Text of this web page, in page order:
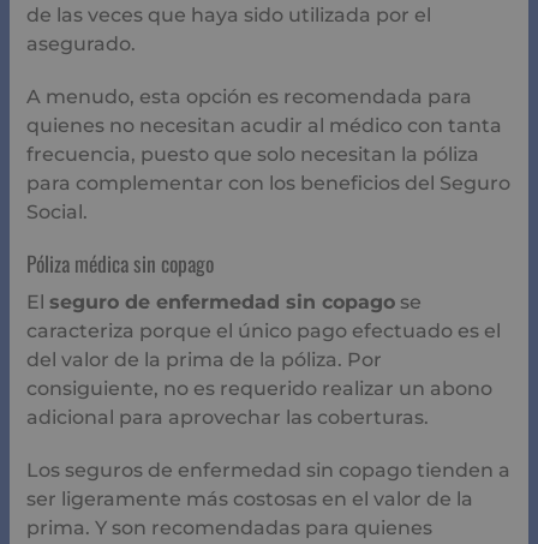
de las veces que haya sido utilizada por el
asegurado.
A menudo, esta opción es recomendada para
quienes no necesitan acudir al médico con tanta
frecuencia, puesto que solo necesitan la póliza
para complementar con los beneficios del Seguro
Social.
Póliza médica sin copago
El seguro de enfermedad sin copago se
caracteriza porque el único pago efectuado es el
del valor de la prima de la póliza. Por
consiguiente, no es requerido realizar un abono
adicional para aprovechar las coberturas.
Los seguros de enfermedad sin copago tienden a
ser ligeramente más costosas en el valor de la
prima. Y son recomendadas para quienes